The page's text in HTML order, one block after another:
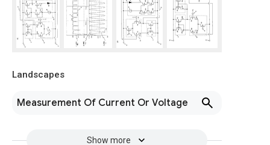
Landscapes
Measurement Of Current Or Voltage
Show more